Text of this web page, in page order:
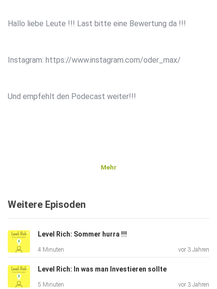
Hallo liebe Leute !!! Last bitte eine Bewertung da !!!
Instagram: https://www.instagram.com/oder_max/
Und empfehlt den Podecast weiter!!!
Mehr
Weitere Episoden
Level Rich: Sommer hurra !!!
4 Minuten vor 3 Jahren
Level Rich: In was man Investieren sollte
5 Minuten vor 3 Jahren